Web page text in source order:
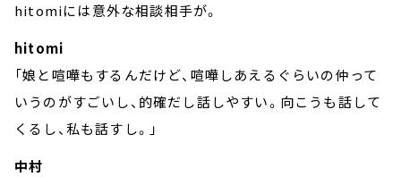
hitomiには意外な相談相手が。
hitomi
「娘と喧嘩もするんだけど、喧嘩しあえるぐらいの仲って
いうのがすごいし、的確だし話しやすい。向こうも話して
くるし、私も話すし。」
中村